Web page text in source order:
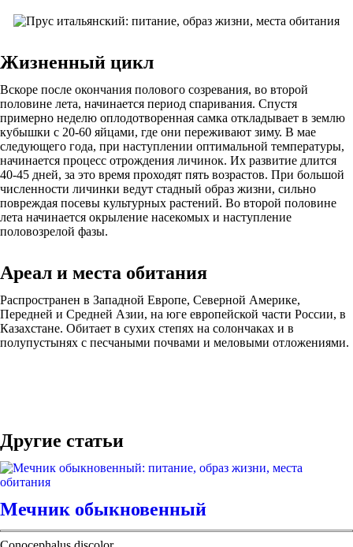
Жизненный цикл
Вскоре после окончания полового созревания, во второй
половине лета, начинается период спаривания. Спустя
примерно неделю оплодотворенная самка откладывает в землю
кубышки с 20-60 яйцами, где они переживают зиму. В мае
следующего года, при наступлении оптимальной температуры,
начинается процесс отрождения личинок. Их развитие длится
40-45 дней, за это время проходят пять возрастов. При большой
численности личинки ведут стадный образ жизни, сильно
повреждая посевы культурных растений. Во второй половине
лета начинается окрыление насекомых и наступление
половозрелой фазы.
Ареал и места обитания
Распространен в Западной Европе, Северной Америке,
Передней и Средней Азии, на юге европейской части России, в
Казахстане. Обитает в сухих степях на солончаках и в
полупустынях с песчаными почвами и меловыми отложениями.
Другие статьи
Мечник обыкновенный